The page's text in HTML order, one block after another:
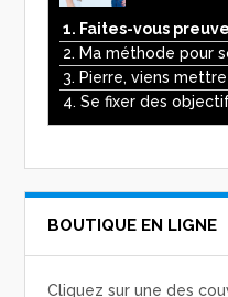
3. Pierre, viens
4. Se fixer des
BOUTIQUE EN LIGNE
Cliquez sur une des